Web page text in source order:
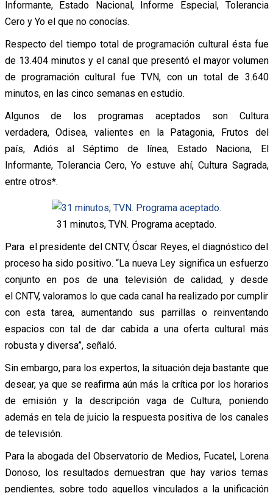
Informante, Estado Nacional, Informe Especial, Tolerancia
Cero y Yo el que no conocías.
Respecto del tiempo total de programación cultural ésta fue
de 13.404 minutos y el canal que presentó el mayor volumen
de programación cultural fue TVN, con un total de 3.640
minutos, en las cinco semanas en estudio.
Algunos de los programas aceptados son Cultura
verdadera, Odisea, valientes en la Patagonia, Frutos del
país, Adiós al Séptimo de línea, Estado Naciona, El
Informante, Tolerancia Cero, Yo estuve ahí, Cultura Sagrada,
entre otros*.
31 minutos, TVN. Programa aceptado.
Para el presidente del CNTV, Óscar Reyes, el diagnóstico del
proceso ha sido positivo. “La nueva Ley significa un esfuerzo
conjunto en pos de una televisión de calidad, y desde
el CNTV, valoramos lo que cada canal ha realizado por cumplir
con esta tarea, aumentando sus parrillas o reinventando
espacios con tal de dar cabida a una oferta cultural más
robusta y diversa”, señaló.
Sin embargo, para los expertos, la situación deja bastante que
desear, ya que se reafirma aún más la crítica por los horarios
de emisión y la descripción vaga de Cultura, poniendo
además en tela de juicio la respuesta positiva de los canales
de televisión.
Para la abogada del Observatorio de Medios, Fucatel, Lorena
Donoso, los resultados demuestran que hay varios temas
pendientes, sobre todo aquellos vinculados a la unificación